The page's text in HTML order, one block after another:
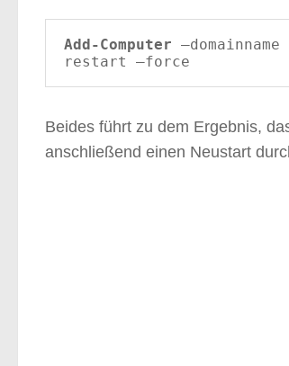
Add-Computer
restart –force
Beides führt zu dem Ergebnis,
anschließend einen Neustart